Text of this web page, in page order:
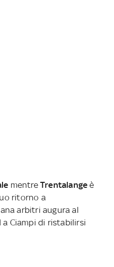
mentreTrentalange è
ritorno a
arbitri augura al
Ciampi di ristabilirsi